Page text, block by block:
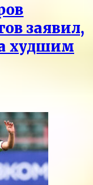
заявил,
худшим